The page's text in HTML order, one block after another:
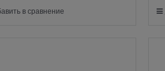
в сравнение